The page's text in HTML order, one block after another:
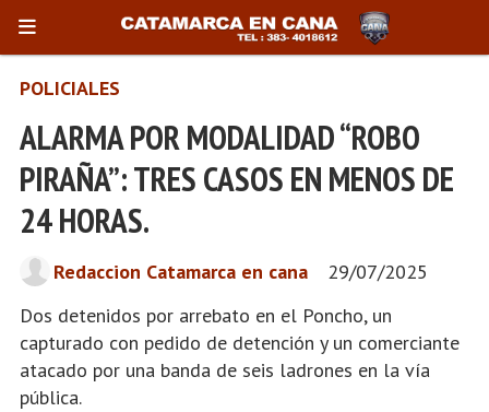
ALARMA POR MODALIDAD “ROBO
PIRAÑA”: TRES CASOS EN MENOS DE
24 HORAS.
Dos detenidos por arrebato en el Poncho, un
capturado con pedido de detención y un comerciante
atacado por una banda de seis ladrones en la vía
pública.
POLICIALES
29/07/2025
Redaccion Catamarca en cana